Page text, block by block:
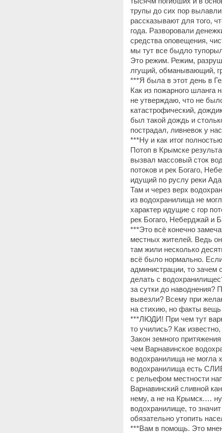
трупы до сих пор
рассказывают для того,
года. Разворовали
средства оповещения,
мы тут все быдло
Это режим. Режим,
лгущий, обманывающий,
***Я была в этот день в
Как из пожарного шланга
не утверждаю, что не
катастрофический,
был такой дождь и
пострадал, ливневок у
***Ну и как итог
Потоп в Крымске
вызвал массовый сток
потоков и рек Богаго,
идущий по руслу реки
Там и через верх
из водохранилища не
характер идущие с гор
рек Богаго, Неберджай и
***Это всё конечно
местных жителей. Ведь
там жили несколько
всё было нормально.
администрации, то зачем
делать с
за сутки до наводнения?
вывезли? Всему при
на стихию, но факты
***ЛЮДИ! При чем тут
то учились? Как
Закон земного
чем Варнавинское
водохранилища не могла
водохранилища есть
с рельефом местности
Варнавинский сливной
нему, а не на Крымск.…
водохранилище, то
обязательно утопить
***Вам в помощь. Это